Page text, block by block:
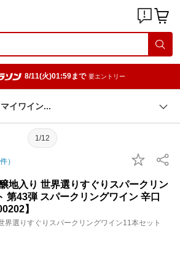
8/11(火)01:59まで 要エントリー
イワイ ン
1/12
件）
地入り 世界選りすぐりスパークリン
第43弾 スパークリングワイン 辛口
】
界選りすぐりスパークリングワイン11本セット